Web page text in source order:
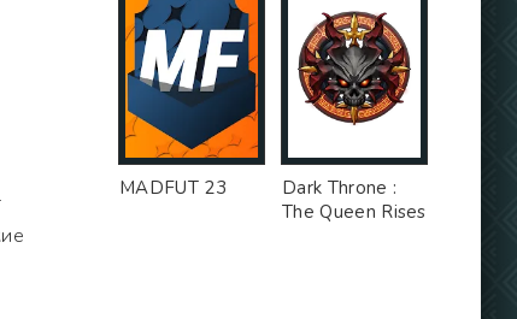
MADFUT 23
Dark Throne :
The Queen Rises